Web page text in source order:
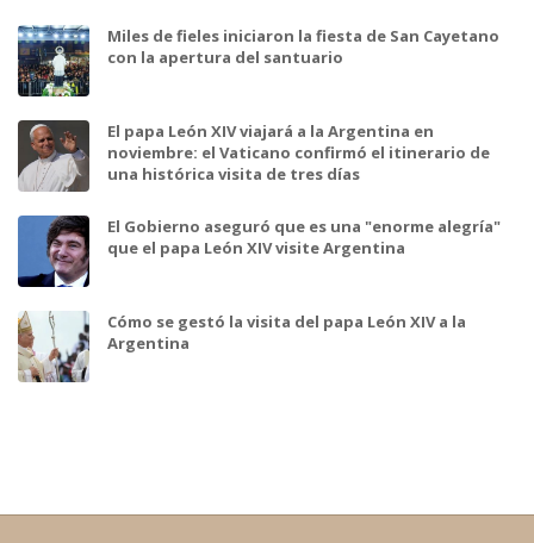
Miles de fieles iniciaron la fiesta de San Cayetano
con la apertura del santuario
El papa León XIV viajará a la Argentina en
noviembre: el Vaticano confirmó el itinerario de
una histórica visita de tres días
El Gobierno aseguró que es una "enorme alegría"
que el papa León XIV visite Argentina
Cómo se gestó la visita del papa León XIV a la
Argentina